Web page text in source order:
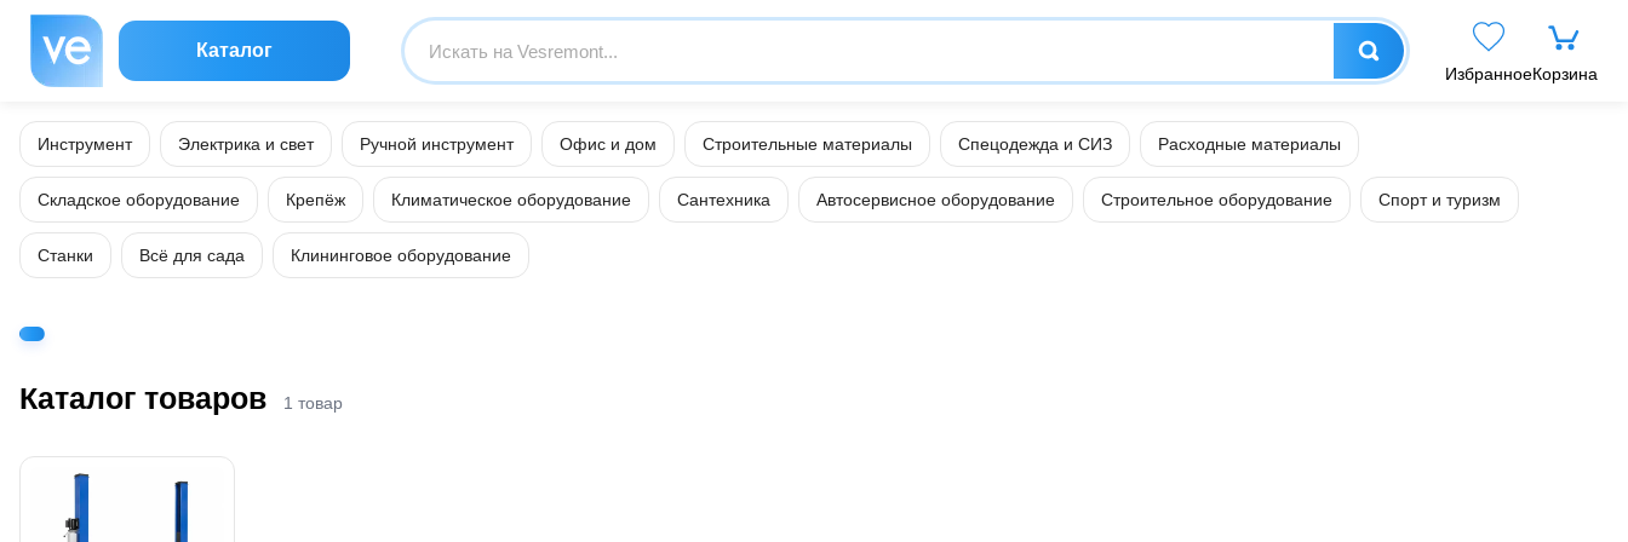
Каталог
ИзбранноеКорзина
Инструмент Электрика и свет Ручной инструмент Офис и дом Строительные материалы Спецодежда и СИЗ Расходные материалы
Складское оборудование Крепёж Климатическое оборудование Сантехника Автосервисное оборудование Строительное оборудование Спорт и туризм
Станки Всё для сада Клининговое оборудование
Каталог товаров 1 товар